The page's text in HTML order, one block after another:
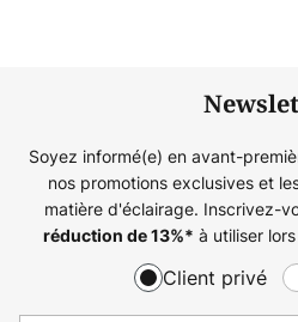
Soyez informé(e) en avant-
nos promotions exclusives et
matière d'éclairage. Inscrivez-
réduction de13%* à utiliser
Client privé